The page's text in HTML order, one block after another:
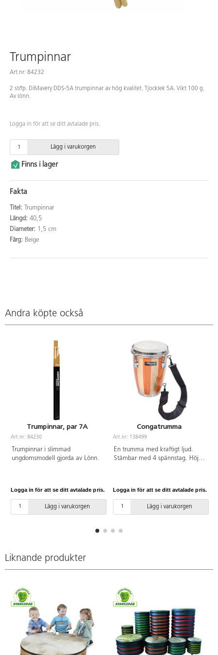
Trumpinnar
Art.nr: 84232
2 st/fp. DiMavery DDS-5A trumpinnar av hög kvalitet. Tjocklek 5A. Vikt 100 g.
Av lönn.
Logga in för att se ditt avtalade pris.
Lägg i varukorgen
Finns i lager
Fakta
Titel:
Trumpinnar
Längd: 40,5
Diameter: 1,5 cm
Färg: Beige
Andra köpte också
Trumpinnar, par 7A
Art.nr: 84230
Trumpinnar i slimmad
ungdomsmodell gjorda av Lönn.
Logga in för att se ditt avtalade pris.
Lägg i varukorgen
Congatrumma
Art.nr: 138499
En trumma med kraftigt ljud.
Stämbar med 4 spännstag. Höjd
Logga in för att se ditt avtalade pris.
Lägg i varukorgen
Liknande produkter